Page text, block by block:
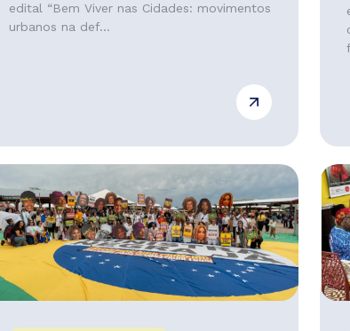
edital “Bem Viver nas Cidades: movimentos
urbanos na def...